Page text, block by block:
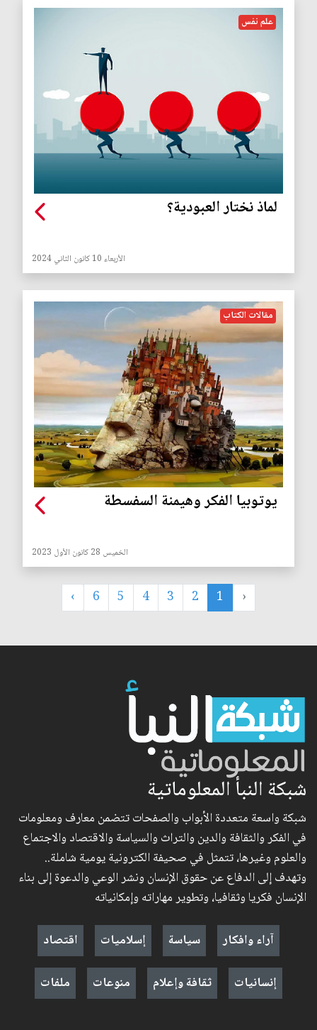
علم نفس
لماذ نختار العبودية؟
الأربعاء 10 كانون الثاني 2024
مقالات الكتاب
يوتوبيا الفكر وهيمنة السفسطة
الخميس 28 كانون الأول 2023
‹
1
2
3
4
5
6
›
شبكة النبأ المعلوماتية
شبكة واسعة متعددة الأبواب والصفحات تتضمن معارف ومعلومات
في الفكر والثقافة والدين والتراث والسياسة والاقتصاد والاجتماع
والعلوم وغيرها، تتمثل في صحيفة الكترونية يومية شاملة..
وتهدف إلى الدفاع عن حقوق الإنسان ونشر الوعي والدعوة إلى بناء
الإنسان فكريا وثقافيا، وتطوير مهاراته وإمكانياته
آراء وافكار
سياسة إسلاميات
اقتصاد
إنسانيات
ثقافة وإعلام منوعات ملفات